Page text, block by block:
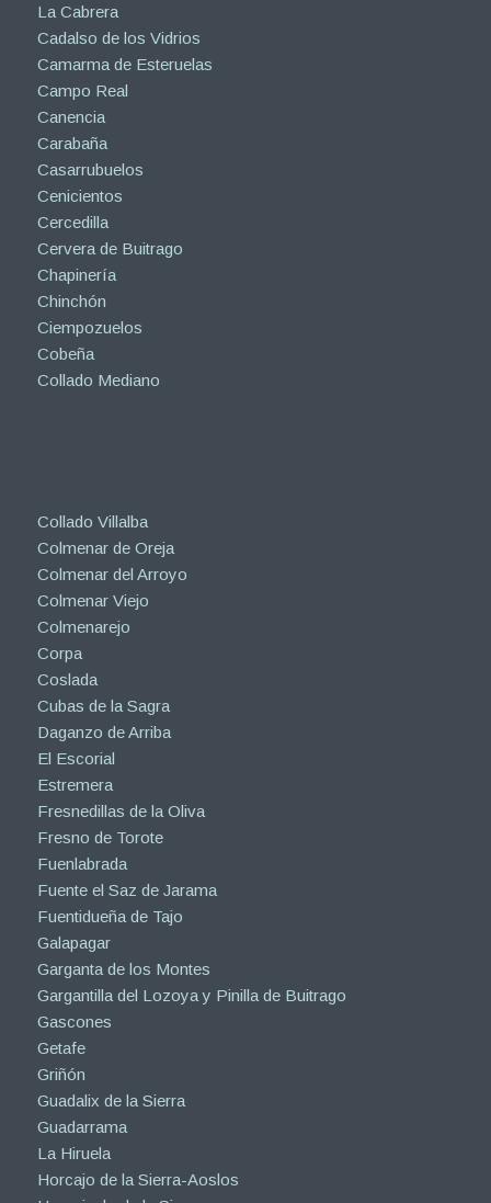
La Cabrera
Cadalso de los Vidrios
Camarma de Esteruelas
Campo Real
Canencia
Carabaña
Casarrubuelos
Cenicientos
Cercedilla
Cervera de Buitrago
Chapinería
Chinchón
Ciempozuelos
Cobeña
Collado Mediano
Collado Villalba
Colmenar de Oreja
Colmenar del Arroyo
Colmenar Viejo
Colmenarejo
Corpa
Coslada
Cubas de la Sagra
Daganzo de Arriba
El Escorial
Estremera
Fresnedillas de la Oliva
Fresno de Torote
Fuenlabrada
Fuente el Saz de Jarama
Fuentidueña de Tajo
Galapagar
Garganta de los Montes
Gargantilla del Lozoya y Pinilla de Buitrago
Gascones
Getafe
Griñón
Guadalix de la Sierra
Guadarrama
La Hiruela
Horcajo de la Sierra-Aoslos